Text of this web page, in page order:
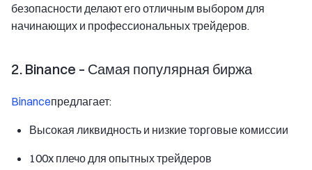
безопасности делают его отличным выбором для
начинающих и профессиональных трейдеров.
2. Binance – Самая популярная биржа
Binanceпредлагает:
Высокая ликвидность и низкие торговые комиссии
100x плечо для опытных трейдеров